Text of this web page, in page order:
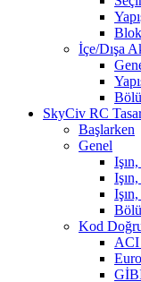
İçe/Dışa
SkyCiv RC
Başlarken
Genel
Kod
ACI